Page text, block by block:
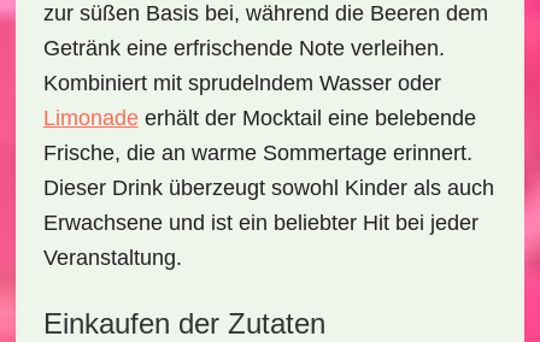
zur süßen Basis bei, während die Beeren dem
Getränk eine erfrischende Note verleihen.
Kombiniert mit sprudelndem Wasser oder
Limonadeerhält der Mocktail eine belebende
Frische, die an warme Sommertage erinnert.
Dieser Drink überzeugt sowohl Kinder als auch
Erwachsene und ist ein beliebter Hit bei jeder
Veranstaltung.
Einkaufen der Zutaten